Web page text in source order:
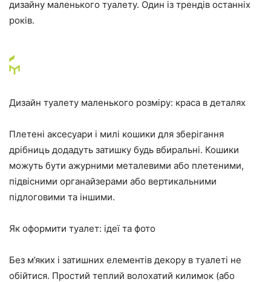
дизайну маленького туалету. Один із трендів останніх
років.
Дизайн туалету маленького розміру: краса в деталях
Плетені аксесуари і милі кошики для зберігання
дрібниць додадуть затишку будь вбиральні. Кошики
можуть бути ажурними металевими або плетеними,
підвісними органайзерами або вертикальними
підлоговими та іншими.
Як оформити туалет: ідеї та фото
Без м’яких і затишних елементів декору в туалеті не
обійтися. Простий теплий волохатий килимок (або